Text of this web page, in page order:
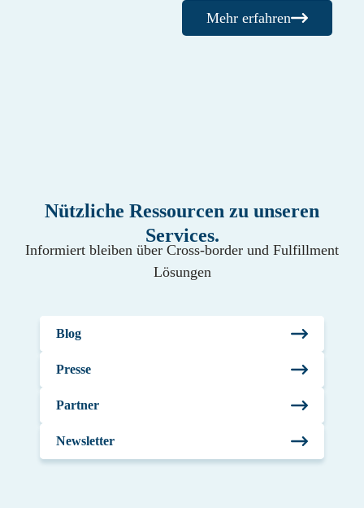
Mehr erfahren
Nützliche Ressourcen zu unseren
Services.
Informiert bleiben über Cross-border und Fulfillment
Lösungen
Blog
Presse
Partner
Newsletter